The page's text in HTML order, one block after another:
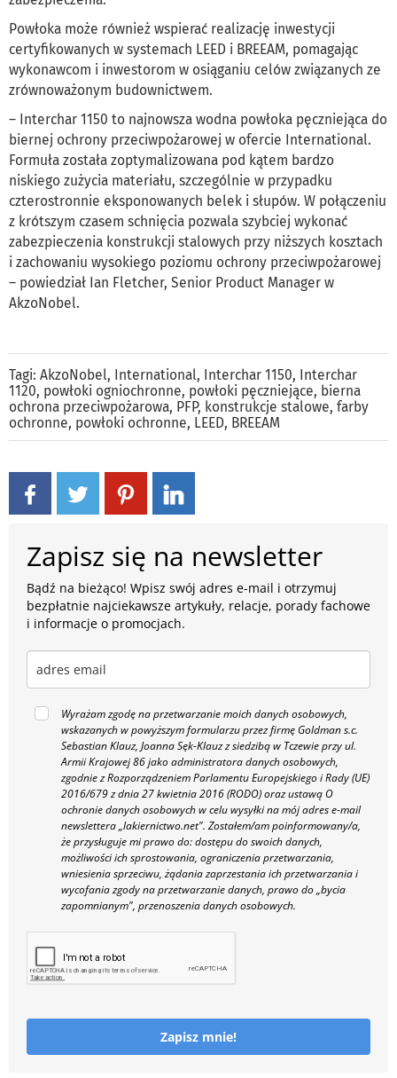
Powłoka może również wspierać realizację inwestycji
certyfikowanych w systemach LEED i BREEAM, pomagając
wykonawcom i inwestorom w osiąganiu celów związanych ze
zrównoważonym budownictwem.
– Interchar 1150 to najnowsza wodna powłoka pęczniejąca do
biernej ochrony przeciwpożarowej w ofercie International.
Formuła została zoptymalizowana pod kątem bardzo
niskiego zużycia materiału, szczególnie w przypadku
czterostronnie eksponowanych belek i słupów. W połączeniu
z krótszym czasem schnięcia pozwala szybciej wykonać
zabezpieczenia konstrukcji stalowych przy niższych kosztach
i zachowaniu wysokiego poziomu ochrony przeciwpożarowej
– powiedział Ian Fletcher, Senior Product Manager w
AkzoNobel.
Tagi: AkzoNobel, International, Interchar 1150, Interchar
1120, powłoki ogniochronne, powłoki pęczniejące, bierna
ochrona przeciwpożarowa, PFP, konstrukcje stalowe, farby
ochronne, powłoki ochronne, LEED, BREEAM
Zapisz się na newsletter
Bądź na bieżąco! Wpisz swój adres e-mail i otrzymuj
bezpłatnie najciekawsze artykuły, relacje, porady fachowe
i informacje o promocjach.
Wyrażam zgodę na przetwarzanie moich danych osobowych,
wskazanych w powyższym formularzu przez firmę Goldman s.c.
Sebastian Klauz, Joanna Sęk-Klauz z siedzibą w Tczewie przy ul.
Armii Krajowej 86 jako administratora danych osobowych,
zgodnie z Rozporządzeniem Parlamentu Europejskiego i Rady (UE)
2016/679 z dnia 27 kwietnia 2016 (RODO) oraz ustawą O
ochronie danych osobowych w celu wysyłki na mój adres e-mail
newslettera „lakiernictwo.net". Zostałem/am poinformowany/a,
że przysługuje mi prawo do: dostępu do swoich danych,
możliwości ich sprostowania, ograniczenia przetwarzania,
wniesienia sprzeciwu, żądania zaprzestania ich przetwarzania i
wycofania zgody na przetwarzanie danych, prawo do „bycia
zapomnianym", przenoszenia danych osobowych.
Zapisz mnie!